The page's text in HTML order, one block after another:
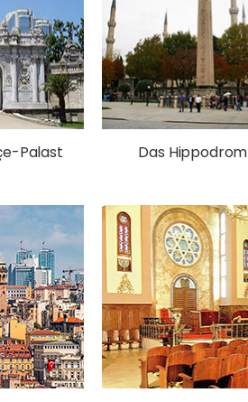
Palast Das Hippodrom